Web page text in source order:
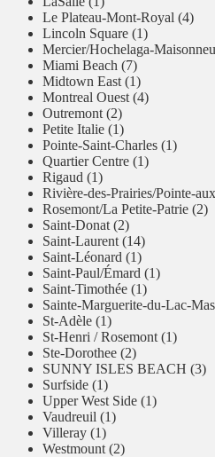
Le Plateau-Mont-Royal (4)
Lincoln Square (1)
Mercier/Hochelaga-
Miami Beach (7)
Midtown East (1)
Montreal Ouest (4)
Outremont (2)
Petite Italie (1)
Pointe-Saint-Charles (1)
Quartier Centre (1)
Rigaud (1)
Rivière-des-Prairies/Pointe-
Rosemont/La Petite-Patrie (2)
Saint-Donat (2)
Saint-Laurent (14)
Saint-Léonard (1)
Saint-Paul/Émard (1)
Saint-Timothée (1)
Sainte-Marguerite-du-Lac-
St-Adèle (1)
St-Henri / Rosemont (1)
Ste-Dorothee (2)
SUNNY ISLES BEACH (3)
Surfside (1)
Upper West Side (1)
Vaudreuil (1)
Villeray (1)
Westmount (2)